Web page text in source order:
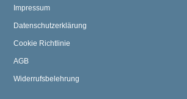
Impressum
Datenschutzerklärung
Cookie Richtlinie
AGB
Widerrufsbelehrung